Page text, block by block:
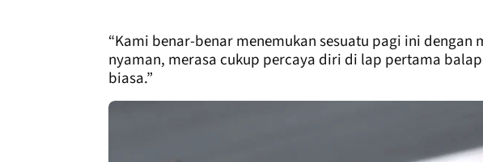
“Kami benar-benar menemukan sesuatu pagi ini dengan
nyaman, merasa cukup percaya diri di lap pertama
biasa.”